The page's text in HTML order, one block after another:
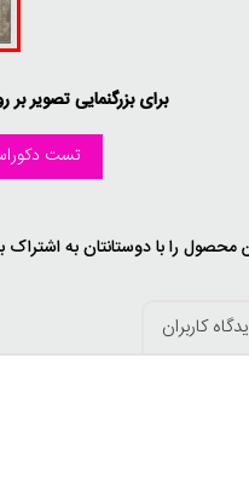
برای بزرگنمایی تصویر
تست
محصول را با دوستانتان به اشتراک
کاربران